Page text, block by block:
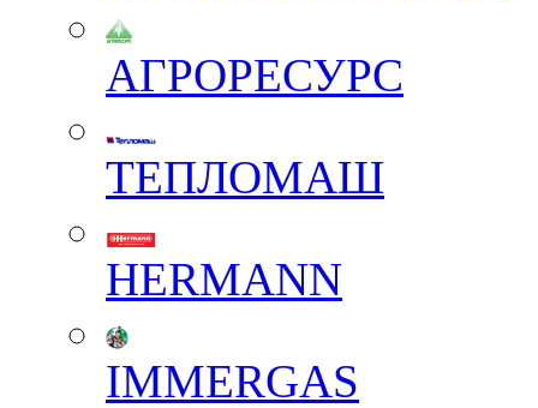
АГРОРЕСУРС
ТЕПЛОМАШ
HERMANN
IMMERGAS